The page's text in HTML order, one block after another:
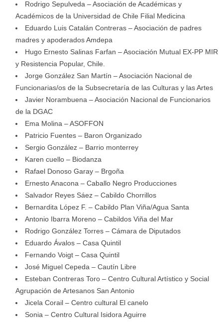
Rodrigo Sepulveda – Asociación de Académicas y
Académicos de la Universidad de Chile Filial Medicina
Eduardo Luis Catalán Contreras – Asociación de padres
madres y apoderados Amdepa
Hugo Ernesto Salinas Farfan – Asociación Mutual EX-PP MIR
y Resistencia Popular, Chile.
Jorge González San Martín – Asociación Nacional de
Funcionarias/os de la Subsecretaría de las Culturas y las Artes
Javier Norambuena – Asociación Nacional de Funcionarios
de la DGAC
Ema Molina – ASOFFON
Patricio Fuentes – Baron Organizado
Sergio González – Barrio monterrey
Karen cuello – Biodanza
Rafael Donoso Garay – Brgoña
Ernesto Anacona – Caballo Negro Producciones
Salvador Reyes Sáez – Cabildo Chorrillos
Bernardita López F. – Cabildo Plan Viña/Agua Santa
Antonio Ibarra Moreno – Cabildos Viña del Mar
Rodrigo González Torres – Cámara de Diputados
Eduardo Ávalos – Casa Quintil
Fernando Voigt – Casa Quintil
José Miguel Cepeda – Cautín Libre
Esteban Contreras Toro – Centro Cultural Artístico y Social
Agrupación de Artesanos San Antonio
Jicela Corail – Centro cultural El canelo
Sonia – Centro Cultural Isidora Aguirre